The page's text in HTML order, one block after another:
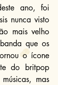
ano, foi
nunca visto
mais velho
que os
o ícone
do britpop
mas